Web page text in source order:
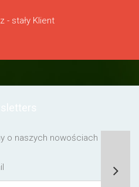
- stały Klient
naszych nowościach lub o